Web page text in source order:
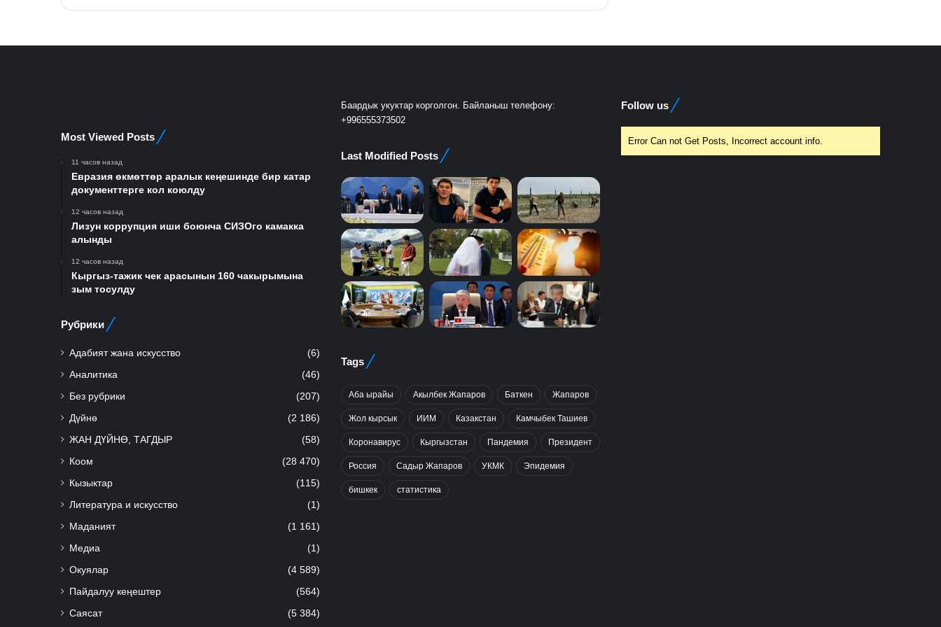
Most Viewed Posts
11 часов назад
Евразия өкмөттөр аралык кеңешинде бир катар
документтерге кол коюлду
12 часов назад
Лизун коррупция иши боюнча СИЗОго камакка
алынды
12 часов назад
Кыргыз-тажик чек арасынын 160 чакырымына
зым тосулду
Рубрики
Адабият жана искусство (6)
Аналитика (46)
Без рубрики (207)
Дүйнө (2 186)
ЖАН ДҮЙНӨ, ТАГДЫР (58)
Коом (28 470)
Кызыктар (115)
Литература и искусство (1)
Маданият (1 161)
Медиа (1)
Окуялар (4 589)
Пайдалуу кеңештер (564)
Саясат (5 384)
Баардык укуктар корголгон. Байланыш телефону:
+996555373502
Last Modified Posts
Tags
Аба ырайы Акылбек Жапаров Баткен Жапаров
Жол кырсык ИИМ Казакстан Камчыбек Ташиев
Коронавирус Кыргызстан Пандемия Президент
Россия Садыр Жапаров УКМК Эпидемия
бишкек статистика
Follow us
Error Can not Get Posts, Incorrect account info.